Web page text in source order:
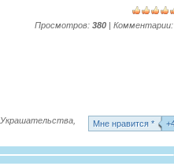
Просмотров: 380 | Комментарии:
Mне нравится *
Украшательства